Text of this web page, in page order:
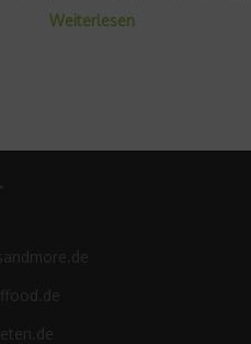
Weiterlesen